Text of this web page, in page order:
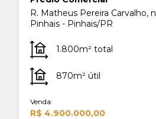
R. Matheus Pereira Carvalho,
Pinhais - Pinhais/PR
1.800m² total
870m² útil
Venda:
R$ 4.900.000,00